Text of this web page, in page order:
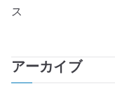
稿
ナ
ビ
ス
アーカイブ